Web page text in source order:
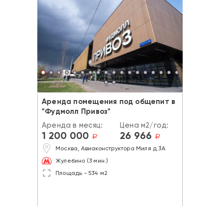
Аренда помещения под общепит в
"Фудмолл Привоз"
Аренда в месяц:
1 200 000 a
Цена м2/год:
26 966 a
Москва, Авиаконструктора Миля д.3А
Жулебино (3 мин.)
Площадь - 534 м2